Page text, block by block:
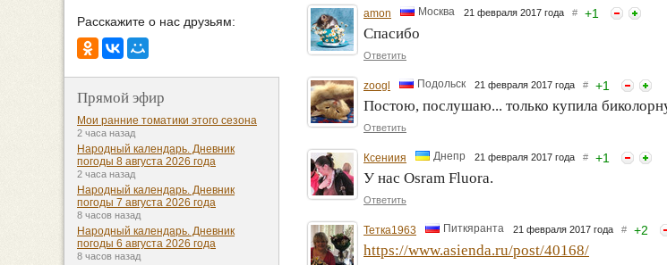
amon Москва 21 февраля 2017 года # +1
Спасибо
Ответить
zoogl Подольск 21 февраля 2017 года # +1
Постою, послушаю... только купила
Ответить
Ксениия Днепр 21 февраля 2017 года # +1
У нас Osram Fluora.
Ответить
Тетка1963 Питкяранта 21 февраля 2017 года # +2
https://www.asienda.ru/post/40168/
Расскажите о нас друзьям:
Прямой эфир
Мои ранние томатики этого сезона
2 часа назад
Народный календарь. Дневник
погоды 8 августа 2026 года
2 часа назад
Народный календарь. Дневник
погоды 7 августа 2026 года
8 часов назад
Народный календарь. Дневник
погоды 6 августа 2026 года
8 часов назад